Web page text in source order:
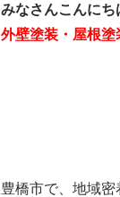
みなさんこんにち
外壁塗装・屋根
豊橋市で、地域密